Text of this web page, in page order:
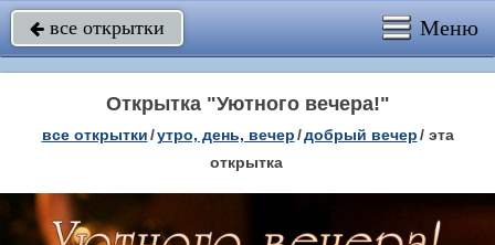
 все открытки Меню
Открытка "Уютного вечера!"
все открытки/утро, день, вечер/добрый вечер/ эта
открытка